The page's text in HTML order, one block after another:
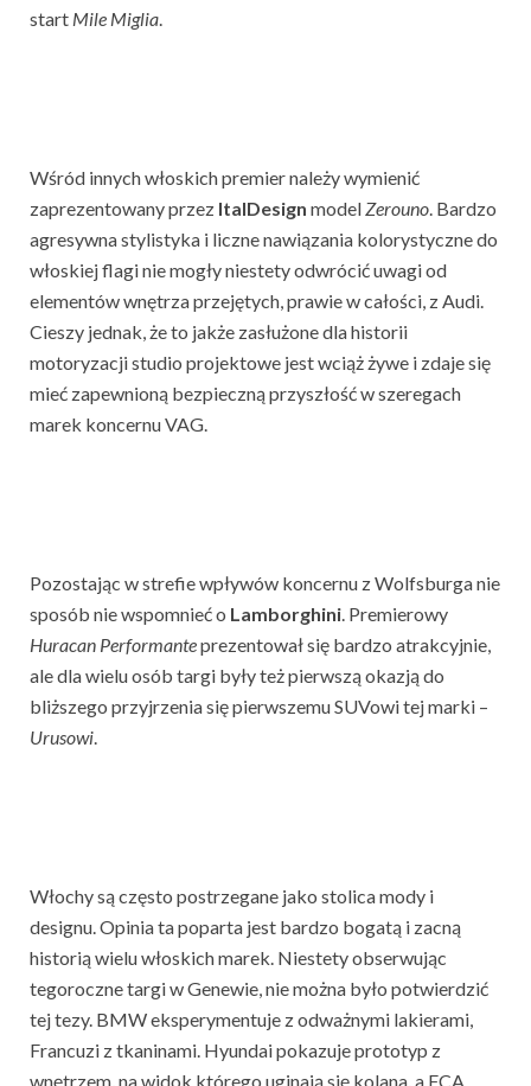
start Mile Miglia.
Wśród innych włoskich premier należy wymienić
zaprezentowany przez ItalDesign modelZerouno. Bardzo
agresywna stylistyka i liczne nawiązania kolorystyczne do
włoskiej flagi nie mogły niestety odwrócić uwagi od
elementów wnętrza przejętych, prawie w całości, z Audi.
Cieszy jednak, że to jakże zasłużone dla historii
motoryzacji studio projektowe jest wciąż żywe i zdaje się
mieć zapewnioną bezpieczną przyszłość w szeregach
marek koncernu VAG.
Pozostając w strefie wpływów koncernu z Wolfsburga nie
sposób nie wspomnieć o Lamborghini. Premierowy
Huracan Performanteprezentował się bardzo atrakcyjnie,
ale dla wielu osób targi były też pierwszą okazją do
bliższego przyjrzenia się pierwszemu SUVowi tej marki –
Urusowi.
Włochy są często postrzegane jako stolica mody i
designu. Opinia ta poparta jest bardzo bogatą i zacną
historią wielu włoskich marek. Niestety obserwując
tegoroczne targi w Genewie, nie można było potwierdzić
tej tezy. BMW eksperymentuje z odważnymi lakierami,
Francuzi z tkaninami. Hyundai pokazuje prototyp z
wnętrzem, na widok którego uginają się kolana, a FCA